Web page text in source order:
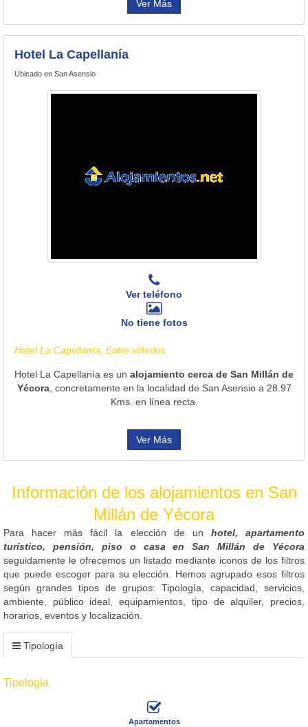
Ver Más
Hotel La Capellanía
Ubicado en San Asensio
Ver teléfono
No tiene fotos
Hotel La Capellanía, Entre viñedos
Hotel La Capellanía es un alojamiento cerca de San Millán de
Yécora, concretamente en la localidad de San Asensio a 28.97
Kms. en línea recta.
Ver Más
Información de los alojamientos en San
Millán de Yécora
Para hacer más fácil la elección de un hotel, apartamento
turístico, pensión, piso o casa en San Millán de Yécora
seguidamente le ofrecemos un listado mediante iconos de los filtros
que puede escoger para su elección. Hemos agrupado esos filtros
según grandes tipos de grupos: Tipología, capacidad, servicios,
ambiente, público ideal, equipamientos, tipo de alquiler, precios,
horarios, eventos y localización.
Tipología
Tipología
Apartamentos